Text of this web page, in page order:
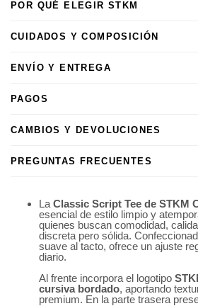
POR QUÉ ELEGIR STKM
CUIDADOS Y COMPOSICIÓN
ENVÍO Y ENTREGA
PAGOS
CAMBIOS Y DEVOLUCIONES
PREGUNTAS FRECUENTES
La Classic Script Tee de STKM
esencial de estilo limpio y
quienes buscan comodidad,
discreta pero sólida.
suave al tacto, ofrece un ajuste
diario.
Al frente incorpora el logotipo
cursiva bordado, aportando
premium. En la parte trasera